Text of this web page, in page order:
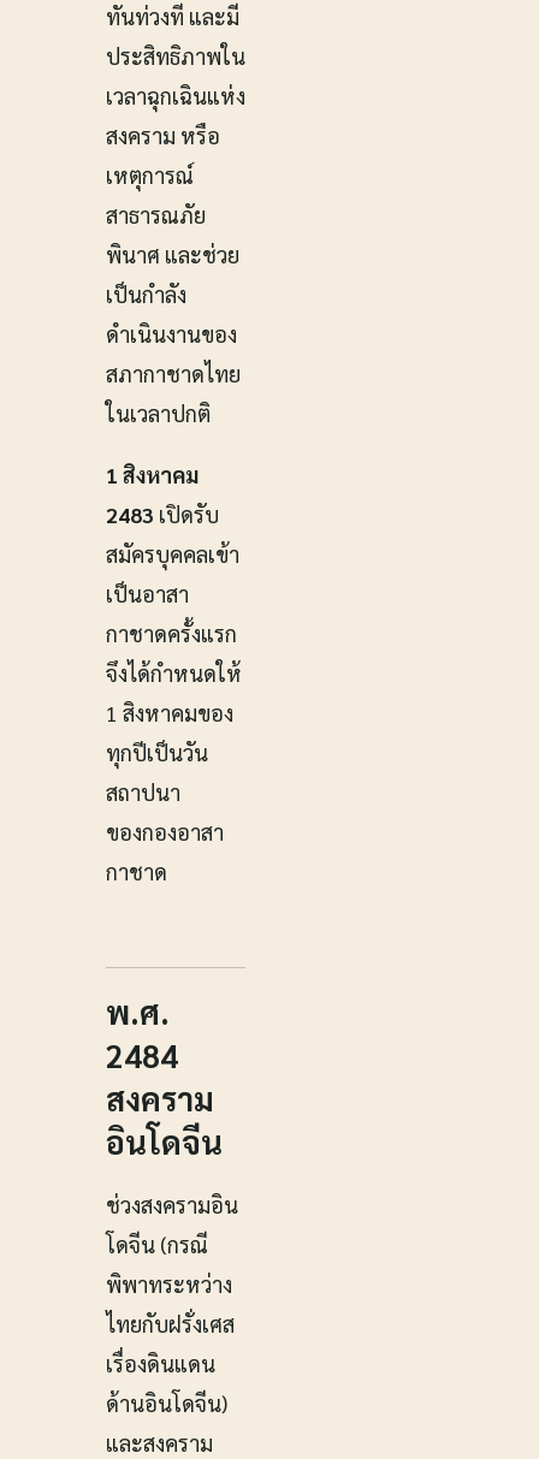
ทันท่วงที และมี
ประสิทธิภาพใน
เวลาฉุกเฉินแห่ง
สงคราม หรือ
เหตุการณ์
สาธารณภัย
พินาศ และช่วย
เป็นกำลัง
ดำเนินงานของ
สภากาชาดไทย
ในเวลาปกติ
1 สิงหาคม
2483 เปิดรับ
สมัครบุคคลเข้า
เป็นอาสา
กาชาดครั้งแรก
จึงได้กำหนดให้
1 สิงหาคมของ
ทุกปีเป็นวัน
สถาปนา
ของกองอาสา
กาชาด
พ.ศ.
2484
สงคราม
อินโดจีน
ช่วงสงครามอิน
โดจีน (กรณี
พิพาทระหว่าง
ไทยกับฝรั่งเศส
เรื่องดินแดน
ด้านอินโดจีน)
และสงคราม